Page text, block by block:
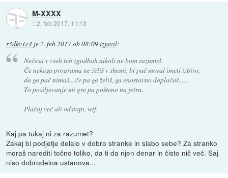
M-XXXX
::2. feb 2017, 11:13
r3dkv1c4 je2. feb 2017 ob 08:09izjavil:
Nečesa v vseh teh zgodbah nikoli ne bom razumel.
Če nekega programa ne želiš v shemi, bi pač moral imeti izbiro,
da ga pač nimaš....če pa ga želiš, ga enostavno doplačaš......
To posiljevanje mi gre pa pošteno na jetra.
Plačaj več ali odstopi, wtf.
Kaj pa tukaj ni za razumet?
Zakaj bi podjetje delalo v dobro stranke in slabo sebe? Za stranko
moraš narediti točno toliko, da ti da njen denar in čisto nič več. Saj
niso dobrodelna ustanova...